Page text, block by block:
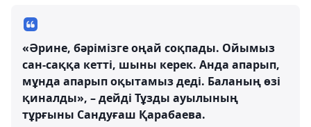
«Әрине, бәрімізге оңай соқпады. Ойымыз
сан-саққа кетті, шыны керек. Анда апарып,
мұнда апарып оқытамыз деді. Баланың өзі
қиналды», – дейді Тұзды ауылының
тұрғыны Сандуғаш Қарабаева.